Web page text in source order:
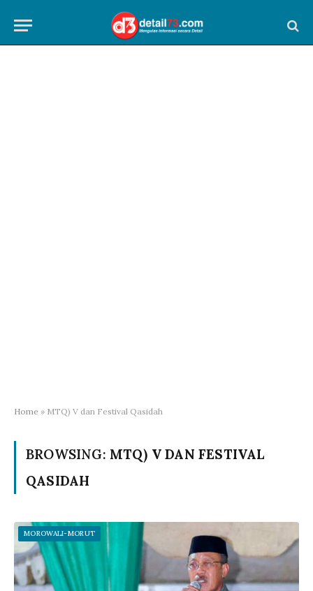
Home » MTQ) V dan Festival Qasidah
BROWSING: MTQ) V DAN FESTIVAL
QASIDAH
MOROWALI-MORUT